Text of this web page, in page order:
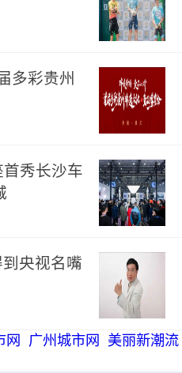
多彩贵州
秀长沙车
央视名嘴
网 广州城市网
美丽新潮流